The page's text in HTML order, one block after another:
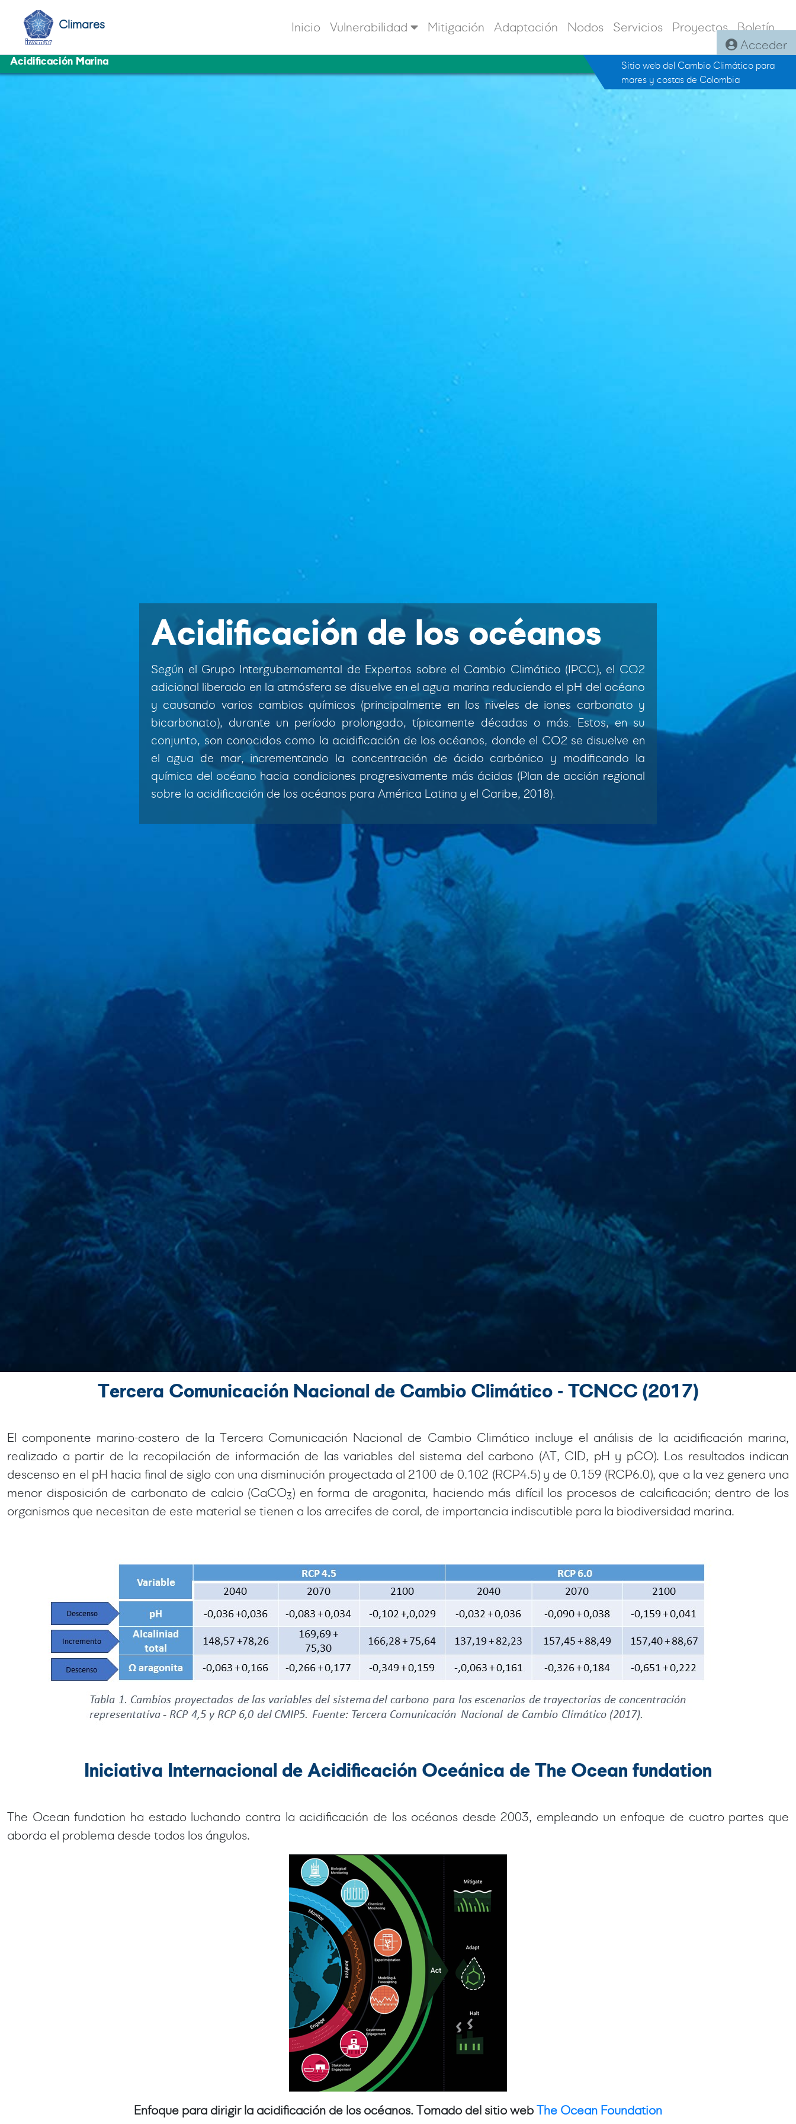
Climares Inicio Vulnerabilidad Mitigación Adaptación Nodos Servicios Proyectos
Boletín
Acceder
Acidificación Marina
Sitio web del Cambio Climático para
mares y costas de Colombia
Acidificación de los océanos
Según el Grupo Intergubernamental de Expertos sobre el Cambio Climático (IPCC), el CO2
adicional liberado en la atmósfera se disuelve en el agua marina reduciendo el pH del océano
y causando varios cambios químicos (principalmente en los niveles de iones carbonato y
bicarbonato), durante un período prolongado, típicamente décadas o más. Estos, en su
conjunto, son conocidos como la acidificación de los océanos, donde el CO2 se disuelve en
el agua de mar, incrementando la concentración de ácido carbónico y modificando la
química del océano hacia condiciones progresivamente más ácidas (Plan de acción regional
sobre la acidificación de los océanos para América Latina y el Caribe, 2018).
Tercera Comunicación Nacional de Cambio Climático - TCNCC (2017)
El componente marino-costero de la Tercera Comunicación Nacional de Cambio Climático incluye el análisis de la acidificación marina,
realizado a partir de la recopilación de información de las variables del sistema del carbono (AT, CID, pH y pCO). Los resultados indican
descenso en el pH hacia final de siglo con una disminución proyectada al 2100 de 0.102 (RCP4.5) y de 0.159 (RCP6.0), que a la vez genera una
menor disposición de carbonato de calcio (CaCO3) en forma de aragonita, haciendo más difícil los procesos de calcificación; dentro de los
organismos que necesitan de este material se tienen a los arrecifes de coral, de importancia indiscutible para la biodiversidad marina.
Iniciativa Internacional de Acidificación Oceánica de The Ocean fundation
The Ocean fundation ha estado luchando contra la acidificación de los océanos desde 2003, empleando un enfoque de cuatro partes que
aborda el problema desde todos los ángulos.
Enfoque para dirigir la acidificación de los océanos. Tomado del sitio webThe Ocean Foundation